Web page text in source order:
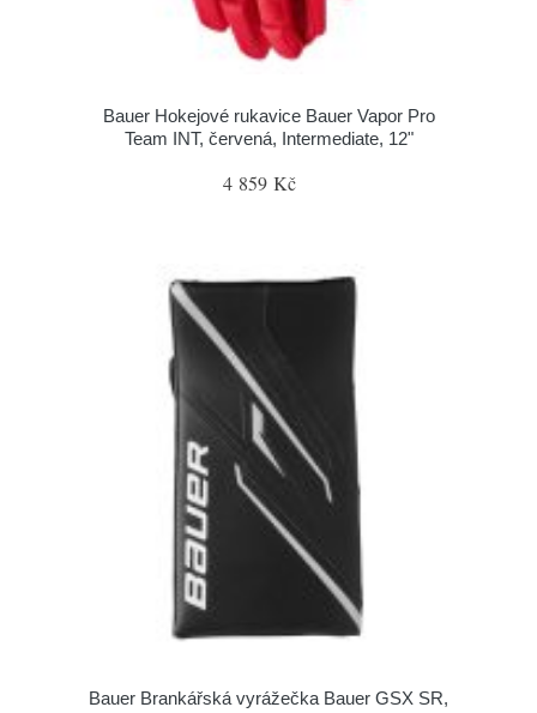
Bauer Hokejové rukavice Bauer Vapor Pro
Team INT, červená, Intermediate, 12"
4 859 Kč
Bauer Brankářská vyrážečka Bauer GSX SR,